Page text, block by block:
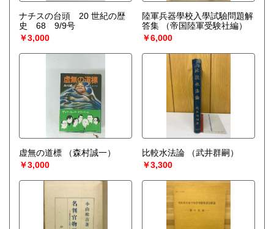
ナチスの台頭 20 世紀の歴
史 68 9/9号
￥3,000
陸軍兵器學校入學試驗問題解
答集
（帝国陸軍受験社編）
￥6,000
虚無の道標
（森村誠一）
￥3,000
比較水法論
（武井群嗣）
￥3,300